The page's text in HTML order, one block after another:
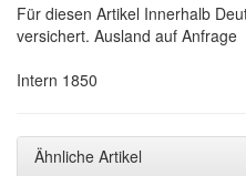
Für diesen Artikel Innerhalb
versichert. Ausland auf Anfrage
Intern 1850
Ähnliche Artikel